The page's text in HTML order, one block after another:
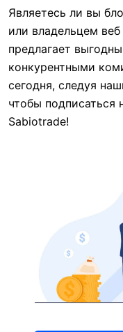
Являетесь ли вы
или владельцем
предлагает
конкурентными
сегодня, следуя
чтобы подписаться
Sabiotrade!